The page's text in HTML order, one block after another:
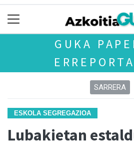
GUKA
SARRERA
ESKOLA SEGREGAZIOA
Lubakietan